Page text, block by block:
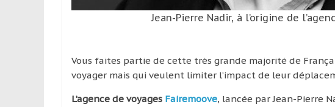
d’une
Jean-Pierre Nadir, à l’origine de
Vous faites partie de cette très grande majorité de
voyager mais qui veulent limiter l’impact de leur
L’agence de voyages Fairemoove, lancée par Jean-Pierre